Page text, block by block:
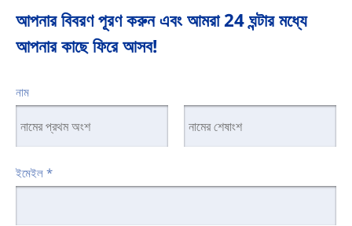
আপনার বিবরণ পূরণ করুন এবং আমরা 24 ঘন্টার মধ্যে
আপনার কাছে ফিরে আসব!
নাম
ইমেইল *